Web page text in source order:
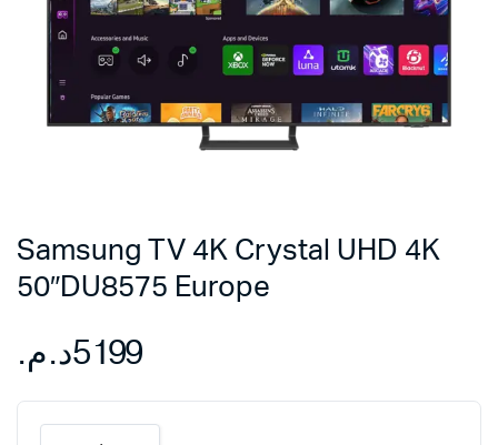
Samsung TV 4K Crystal UHD 4K
50″DU8575 Europe
5199د.م.